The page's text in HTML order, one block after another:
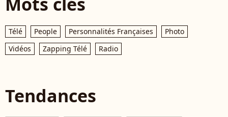
Télé People Personnalités Françaises
Photo
Vidéos
Zapping Télé Radio
Tendances